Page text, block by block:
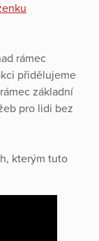
rámec
přidělujeme
základní
pro lidi bez
kterým tuto